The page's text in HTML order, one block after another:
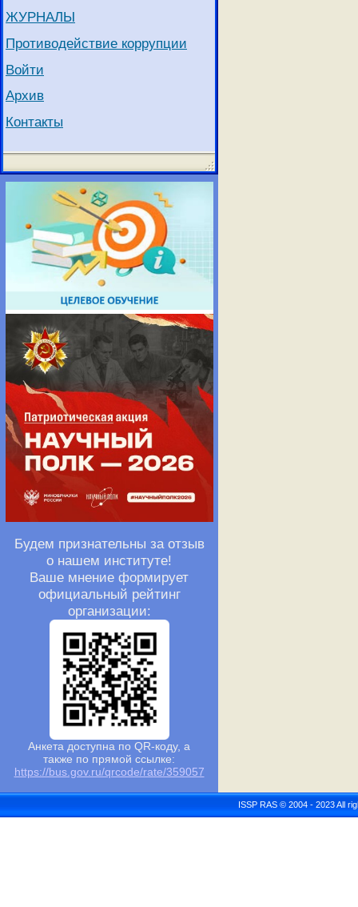
ЖУРНАЛЫ
Противодействие коррупции
Войти
Архив
Контакты
Будем признательны за отзыв
о нашем институте!
Ваше мнение формирует
официальный рейтинг
организации:
Анкета доступна по QR-коду, а
также по прямой ссылке:
https://bus.gov.ru/qrcode/rate/359057
ISSP RAS © 2004 - 2023 All